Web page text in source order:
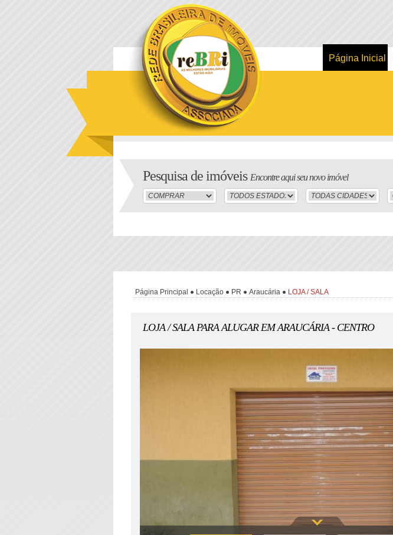
Página Inicial
Pesquisa de imóveis Encontre aqui seu novo imóvel
Página Principal Locação PR Araucária LOJA / SALA
LOJA / SALA PARA ALUGAR EM ARAUCÁRIA - CENTRO